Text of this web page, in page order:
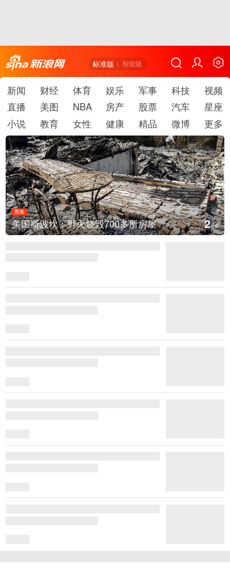
标准版 智能版
新闻 财经 体育 娱乐 军事 科技
视频
直播
美图 NBA 房产 股票 汽车
星座
小说
教育 女性 健康 精品 微博 更多
图集
美国斯波坎：野火烧毁700多所房屋 2/6